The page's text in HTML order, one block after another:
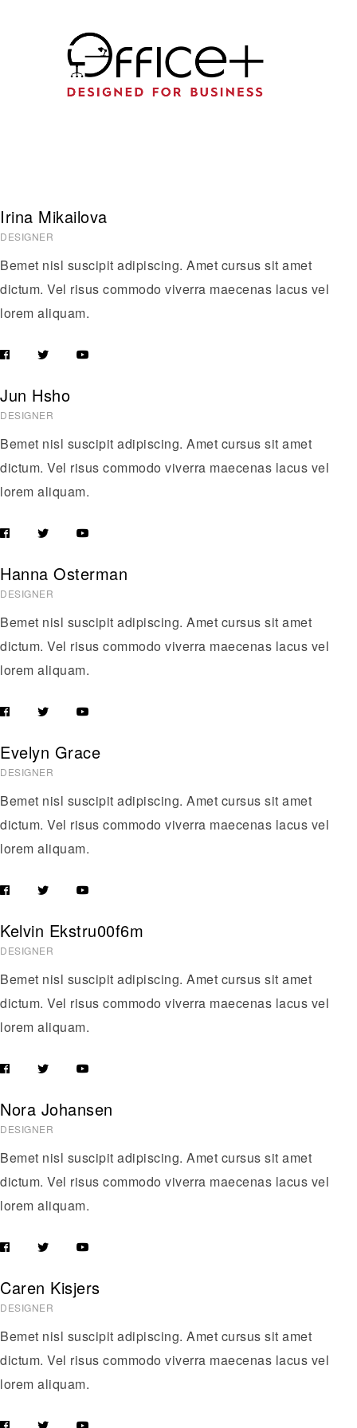
Irina Mikailova
DESIGNER
Bemet nisl suscipit adipiscing. Amet cursus sit amet
dictum. Vel risus commodo viverra maecenas lacus vel
lorem aliquam.
Jun Hsho
DESIGNER
Bemet nisl suscipit adipiscing. Amet cursus sit amet
dictum. Vel risus commodo viverra maecenas lacus vel
lorem aliquam.
Hanna Osterman
DESIGNER
Bemet nisl suscipit adipiscing. Amet cursus sit amet
dictum. Vel risus commodo viverra maecenas lacus vel
lorem aliquam.
Evelyn Grace
DESIGNER
Bemet nisl suscipit adipiscing. Amet cursus sit amet
dictum. Vel risus commodo viverra maecenas lacus vel
lorem aliquam.
Kelvin Ekstru00f6m
DESIGNER
Bemet nisl suscipit adipiscing. Amet cursus sit amet
dictum. Vel risus commodo viverra maecenas lacus vel
lorem aliquam.
Nora Johansen
DESIGNER
Bemet nisl suscipit adipiscing. Amet cursus sit amet
dictum. Vel risus commodo viverra maecenas lacus vel
lorem aliquam.
Caren Kisjers
DESIGNER
Bemet nisl suscipit adipiscing. Amet cursus sit amet
dictum. Vel risus commodo viverra maecenas lacus vel
lorem aliquam.